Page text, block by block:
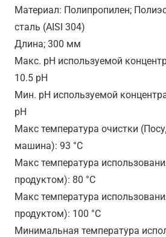
Материал: Полипропилен;
сталь (AISI 304)
Длина; 300 мм
Макс. pH используемой
10.5 pH
Мин. pH используемой
pH
Maкс температура очистки
машина): 93 °C
Maкс температура
продуктом): 80 °C
Maкс температура
продуктом): 100 °C
Минимальная температура